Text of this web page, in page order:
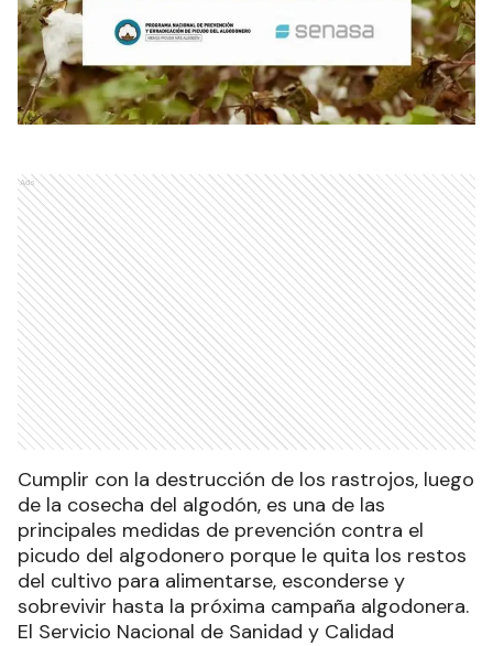
Ads
Cumplir con la destrucción de los rastrojos, luego
de la cosecha del algodón, es una de las
principales medidas de prevención contra el
picudo del algodonero porque le quita los restos
del cultivo para alimentarse, esconderse y
sobrevivir hasta la próxima campaña algodonera.
El Servicio Nacional de Sanidad y Calidad